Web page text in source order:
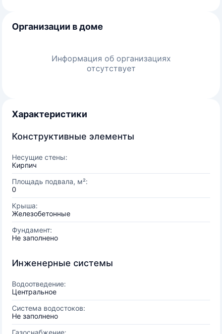
Организации в доме
Информация об организациях
отсутствует
Характеристики
Конструктивные элементы
Несущие стены:
Кирпич
Площадь подвала, м²:
0
Крыша:
Железобетонные
Фундамент:
Не заполнено
Инженерные системы
Водоотведение:
Центральное
Система водостоков:
Не заполнено
Газоснабжение: